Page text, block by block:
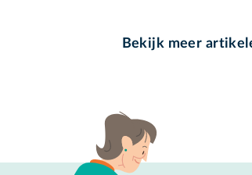
Bekijk meer